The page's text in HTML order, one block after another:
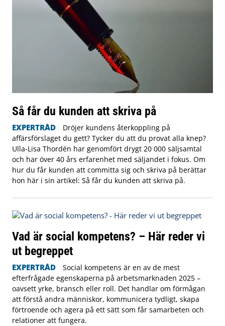
Så får du kunden att skriva på
EXPERTRÅD
Dröjer kundens återkoppling på
affärsförslaget du gett? Tycker du att du provat alla knep?
Ulla-Lisa Thordén har genomfört drygt 20 000 säljsamtal
och har över 40 års erfarenhet med säljandet i fokus. Om
hur du får kunden att committa sig och skriva på berättar
hon här i sin artikel: Så får du kunden att skriva på.
Vad är social kompetens? – Här reder vi
ut begreppet
EXPERTRÅD
Social kompetens är en av de mest
efterfrågade egenskaperna på arbetsmarknaden 2025 –
oavsett yrke, bransch eller roll. Det handlar om förmågan
att förstå andra människor, kommunicera tydligt, skapa
förtroende och agera på ett sätt som får samarbeten och
relationer att fungera.